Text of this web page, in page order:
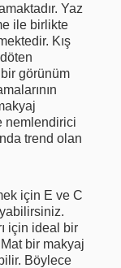
Yaz
ile birlikte
Kış
görünüm
nemlendirici
trend olan
için E ve C
için ideal bir
bir makyaj
Böylece